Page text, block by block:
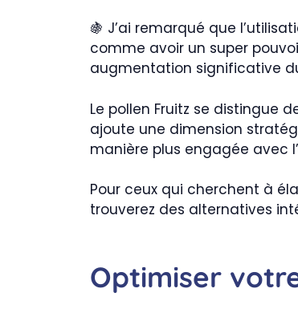
🍇 J’ai remarqué que
comme avoir un super
augmentation significative
Le pollen Fruitz se distingue
ajoute une dimension
manière plus engagée avec
Pour ceux qui cherchent à
trouverez des alternatives
Optimiser